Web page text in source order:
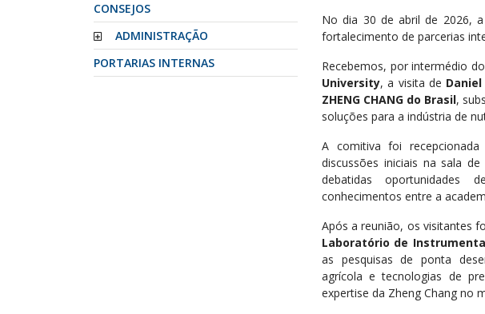
CONSEJOS
ADMINISTRAÇÃO
PORTARIAS INTERNAS
No dia 30 de abril de 2026,
fortalecimento de parcerias
Recebemos, por intermédio do
University, a visita de
ZHENG CHANG do Brasil,
soluções para a indústria de
A comitiva foi recepcionada
discussões iniciais na sala
debatidas
conhecimentos entre a
Após a reunião, os visitantes
Laboratório de
as pesquisas de ponta
agrícola e tecnologias de
expertise da Zheng Chang no